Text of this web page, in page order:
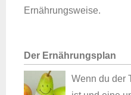
Ernährungsweise.
Der Ernährungsplan
Wenn du der